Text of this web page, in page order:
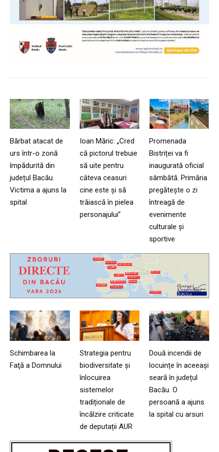
Bărbat atacat de
urs într-o zonă
împădurită din
județul Bacău.
Victima a ajuns la
spital
Ioan Măric: „Cred
că pictorul trebuie
să uite pentru
câteva ceasuri
cine este și să
trăiască în pielea
personajului”
Promenada
Bistriței va fi
inaugurată oficial
sâmbătă. Primăria
pregătește o zi
întreagă de
evenimente
culturale și
sportive
Schimbarea la
Faţă a Domnului
Strategia pentru
biodiversitate și
înlocuirea
sistemelor
tradiționale de
încălzire criticate
de deputații AUR
Două incendii de
locuințe în aceeași
seară în județul
Bacău. O
persoană a ajuns
la spital cu arsuri